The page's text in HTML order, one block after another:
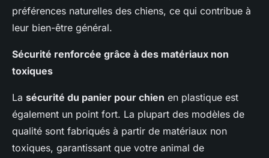
préférences naturelles des chiens, ce qui contribue à
leur bien-être général.
Sécurité renforcée grâce à des matériaux non
toxiques
La sécurité du panier pour chien en plastique est
également un point fort. La plupart des modèles de
qualité sont fabriqués à partir de matériaux non
toxiques, garantissant que votre animal de